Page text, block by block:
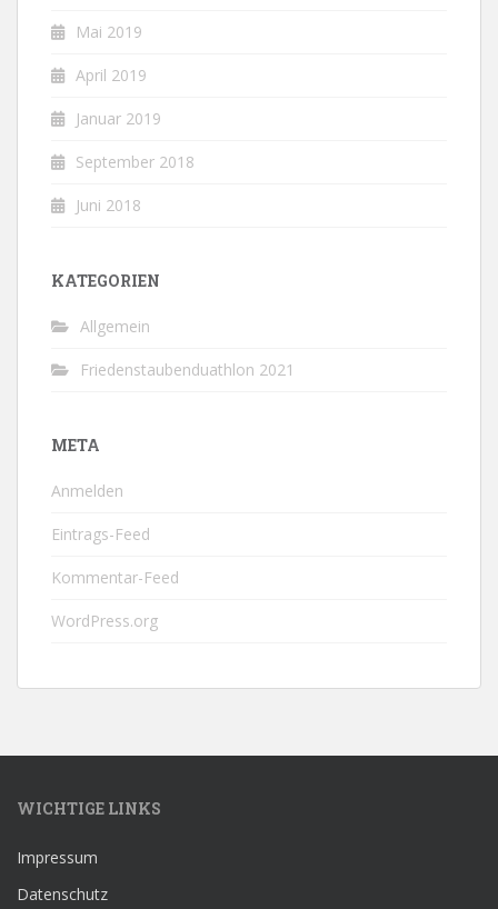
Mai 2019
April 2019
Januar 2019
September 2018
Juni 2018
KATEGORIEN
Allgemein
Friedenstaubenduathlon 2021
META
Anmelden
Eintrags-Feed
Kommentar-Feed
WordPress.org
WICHTIGE LINKS
Impressum
Datenschutz